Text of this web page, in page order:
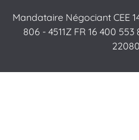
Mandataire Négociant CEE
806 - 4511Z FR 16 400